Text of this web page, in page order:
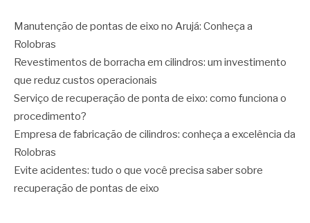
Manutenção de pontas de eixo no Arujá: Conheça a
Rolobras
Revestimentos de borracha em cilindros: um investimento
que reduz custos operacionais
Serviço de recuperação de ponta de eixo: como funciona o
procedimento?
Empresa de fabricação de cilindros: conheça a excelência da
Rolobras
Evite acidentes: tudo o que você precisa saber sobre
recuperação de pontas de eixo